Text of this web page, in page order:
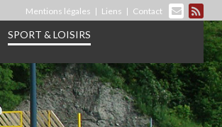
Mentions légales Liens Contact
SPORT & LOISIRS